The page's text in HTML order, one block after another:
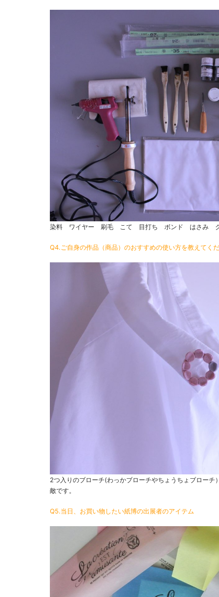
染料 ワイヤー 刷毛 こて 目打ち ボンド はさみ グ
Q4.ご自身の作品（商品）のおすすめの使い方を教えてく
2つ入りのブローチ(わっかブローチやちょうちょブロー
敵です。
Q5.当日、お買い物したい紙博の出展者のアイテム